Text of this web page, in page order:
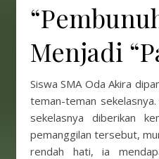
Menjadi
Siswa SMA Oda Akira
teman-teman
sekelasnya diberikan
pemanggilan tersebut,
rendah hati, ia